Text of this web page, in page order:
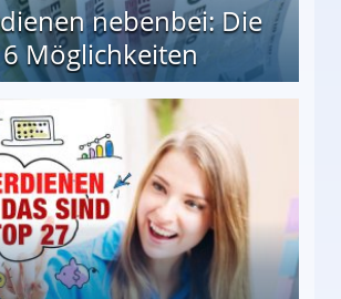
nebenbei: Die
Möglichkeiten